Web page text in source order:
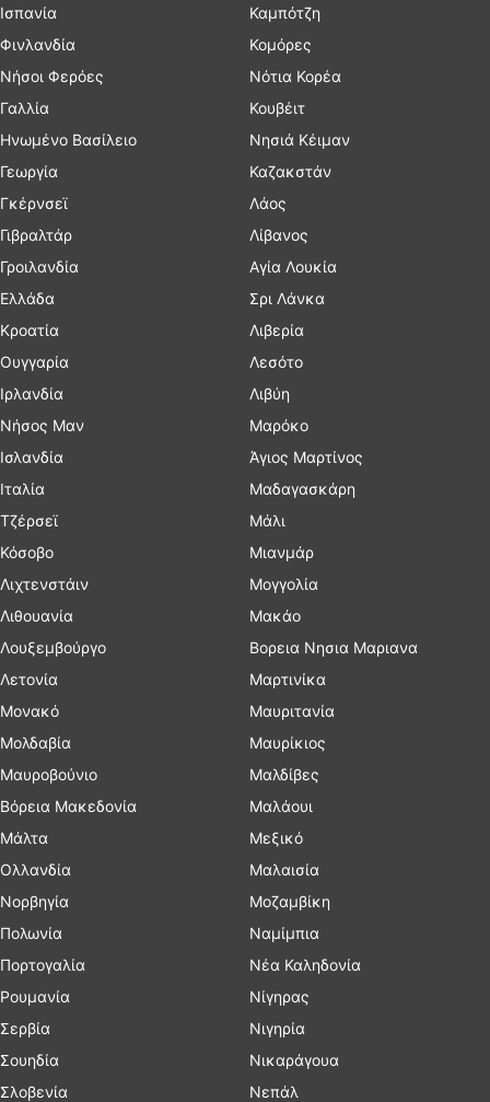
Ισπανία
Φινλανδία
Νήσοι Φερόες
Γαλλία
Ηνωμένο Βασίλειο
Γεωργία
Γκέρνσεϊ
Γιβραλτάρ
Γροιλανδία
Ελλάδα
Κροατία
Ουγγαρία
Ιρλανδία
Νήσος Μαν
Ισλανδία
Ιταλία
Τζέρσεϊ
Κόσοβο
Λιχτενστάιν
Λιθουανία
Λουξεμβούργο
Λετονία
Μονακό
Μολδαβία
Μαυροβούνιο
Βόρεια Μακεδονία
Μάλτα
Ολλανδία
Νορβηγία
Πολωνία
Πορτογαλία
Ρουμανία
Σερβία
Σουηδία
Σλοβενία
Καμπότζη
Κομόρες
Νότια Κορέα
Κουβέιτ
Νησιά Κέιμαν
Καζακστάν
Λάος
Λίβανος
Αγία Λουκία
Σρι Λάνκα
Λιβερία
Λεσότο
Λιβύη
Μαρόκο
Άγιος Μαρτίνος
Μαδαγασκάρη
Μάλι
Μιανμάρ
Μογγολία
Μακάο
Βορεια Νησια Μαριανα
Μαρτινίκα
Μαυριτανία
Μαυρίκιος
Μαλδίβες
Μαλάουι
Μεξικό
Μαλαισία
Μοζαμβίκη
Ναμίμπια
Νέα Καληδονία
Νίγηρας
Νιγηρία
Νικαράγουα
Νεπάλ